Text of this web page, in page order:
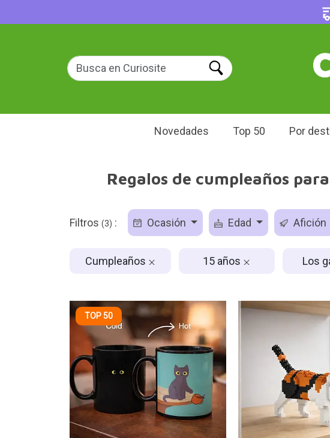
Novedades Top 50 Por
Regalos de cumpleaños
Filtros (3) : Ocasión Edad Afición
Cumpleaños 15 años Los
TOP 50